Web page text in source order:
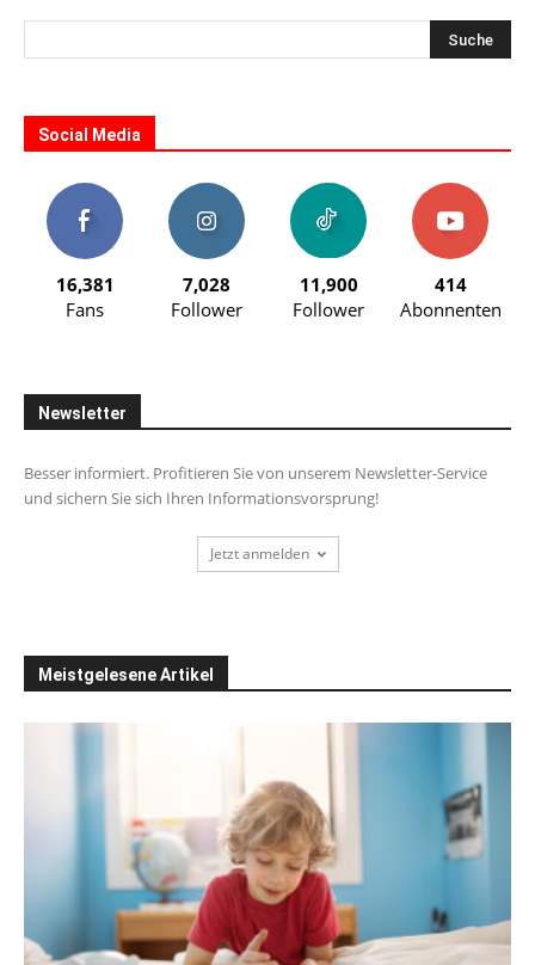
Social Media
16,381
Fans
7,028
Follower
11,900
Follower
414
Abonnenten
Newsletter
Besser informiert. Profitieren Sie von unserem Newsletter-Service
und sichern Sie sich Ihren Informationsvorsprung!
Jetzt anmelden
Meistgelesene Artikel